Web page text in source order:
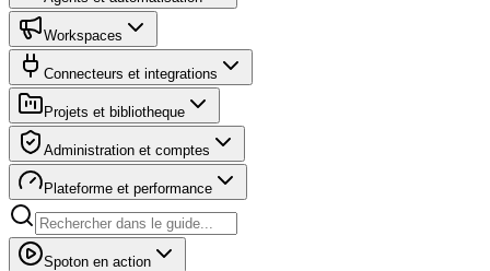
Workspaces
Connecteurs et integrations
Projets et bibliotheque
Administration et comptes
Plateforme et performance
Spoton en action